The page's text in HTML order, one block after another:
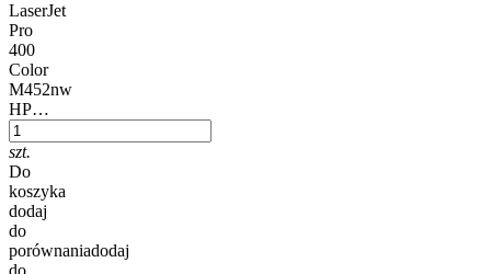
LaserJet
Pro
400
Color
M452nw
HP…
szt.
Do
koszyka
dodaj
do
porównaniadodaj